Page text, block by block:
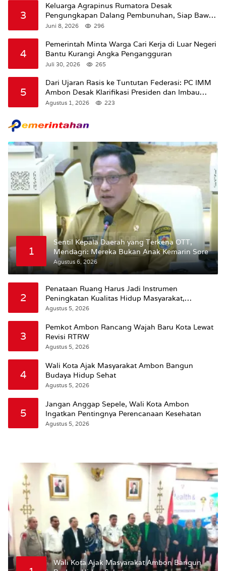
3
Keluarga Agrapinus Rumatora Desak
Pengungkapan Dalang Pembunuhan, Siap Bawa
Kasus ke Komisi III DPR RI
Juni 8, 2026 296
4
Pemerintah Minta Warga Cari Kerja di Luar Negeri
Bantu Kurangi Angka Pengangguran
Juli 30, 2026 265
5
Dari Ujaran Rasis ke Tuntutan Federasi: PC IMM
Ambon Desak Klarifikasi Presiden dan Imbau
Tunda Pengibaran Bendera Merah Putih Di
Agustus 1, 2026 223
1
Sentil Kepala Daerah yang Terkena OTT,
Mendagri: Mereka Bukan Anak Kemarin Sore
Agustus 6, 2026
2
Penataan Ruang Harus Jadi Instrumen
Peningkatan Kualitas Hidup Masyarakat,
Wattimena: Revisi RT-RW Ditetapkan Pemkot
Agustus 5, 2026
3
Pemkot Ambon Rancang Wajah Baru Kota Lewat
Revisi RTRW
Agustus 5, 2026
4
Wali Kota Ajak Masyarakat Ambon Bangun
Budaya Hidup Sehat
Agustus 5, 2026
5
Jangan Anggap Sepele, Wali Kota Ambon
Ingatkan Pentingnya Perencanaan Kesehatan
Agustus 5, 2026
Wali Kota Ajak Masyarakat Ambon Bangun